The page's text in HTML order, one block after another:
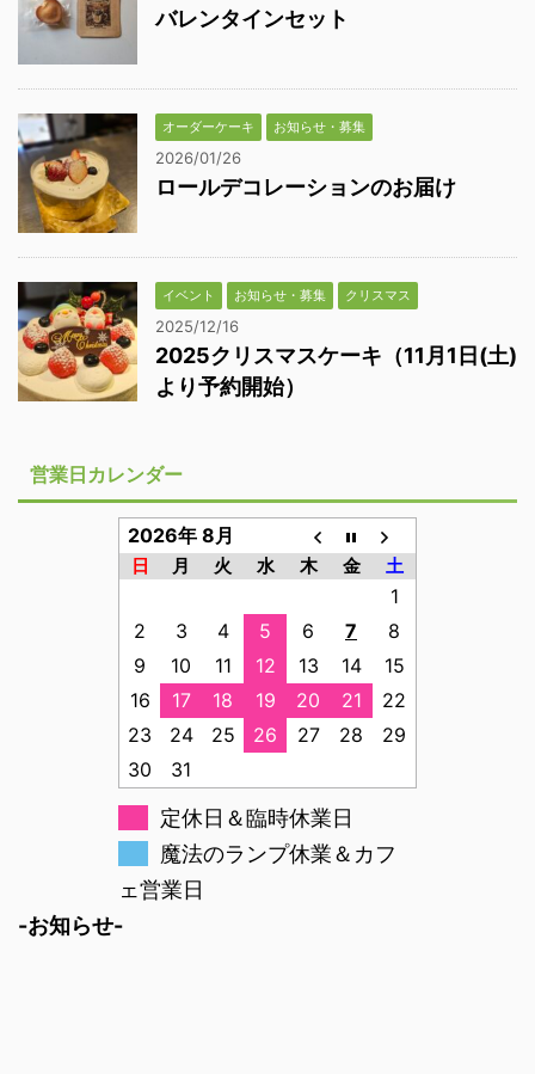
バレンタインセット
オーダーケーキ お知らせ・募集
2026/01/26
ロールデコレーションのお届け
イベント お知らせ・募集 クリスマス
2025/12/16
2025クリスマスケーキ（11月1日(土)
より予約開始）
営業日カレンダー
2026年 8月
日 月 火 水 木 金 土
1
2
3 4 5 6 7
8
9
10 11 12 13 14
15
16
17 18 19 20 21
22
23
24 25 26 27 28
29
30
31
定休日＆臨時休業日
魔法のランプ休業＆カフ
ェ営業日
-お知らせ-